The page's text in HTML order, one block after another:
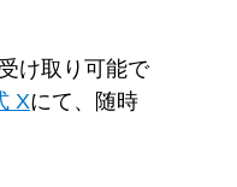
け取り可能で
Xにて、随時